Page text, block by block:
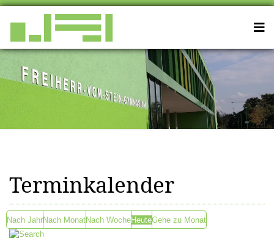
Terminkalender
Nach JahrNach MonatNach WocheHeuteGehe zu Monat